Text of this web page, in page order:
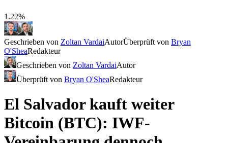
1.22%
Geschrieben von Zoltan VardaiAutorÜberprüft von Bryan
O'SheaRedakteur
Geschrieben von Zoltan VardaiAutor
Überprüft von Bryan O'SheaRedakteur
El Salvador kauft weiter
Bitcoin (BTC): IWF-